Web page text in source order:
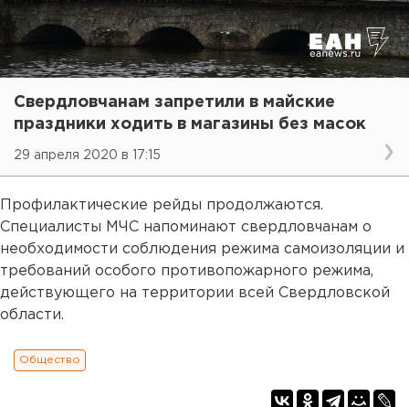
Свердловчанам запретили в майские
праздники ходить в магазины без масок
29 апреля 2020 в 17:15
Профилактические рейды продолжаются.
Специалисты МЧС напоминают свердловчанам о
необходимости соблюдения режима самоизоляции и
требований особого противопожарного режима,
действующего на территории всей Свердловской
области.
Общество